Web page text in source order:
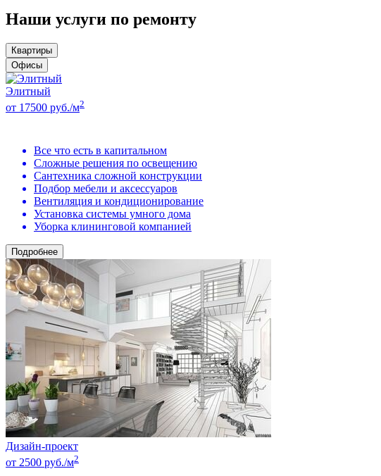
Наши услуги по ремонту
Квартиры
Офисы
Элитный
от 17500 руб./м2
Все что есть в капитальном
Сложные решения по освещению
Сантехника сложной конструкции
Подбор мебели и аксессуаров
Вентиляция и кондиционирование
Установка системы умного дома
Уборка клининговой компанией
Подробнее
Дизайн-проект
от 2500 руб./м2